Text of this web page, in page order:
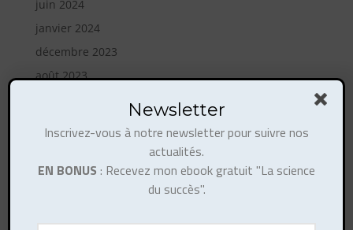
juin 2024
janvier 2024
décembre 2023
août 2023
octobre 2022
Newsletter
Inscrivez-vous à notre newsletter pour suivre nos
actualités.
EN BONUS : Recevez mon ebook gratuit "La science
du succès".